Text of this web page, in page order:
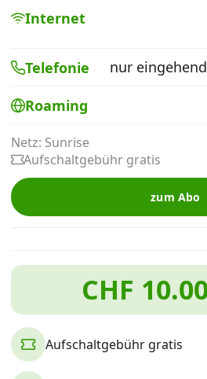
Handy-Abo
Alle Mobile-
Internet, TV, Telefon
Forum
Internet
Telefonie nur
Roaming
Netz: Sunrise
Aufschaltgebühr gratis
zum Abo
CHF
Aufschaltgebühr gratis